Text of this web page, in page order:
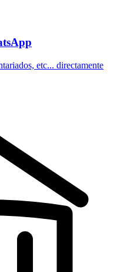
etc... directamente